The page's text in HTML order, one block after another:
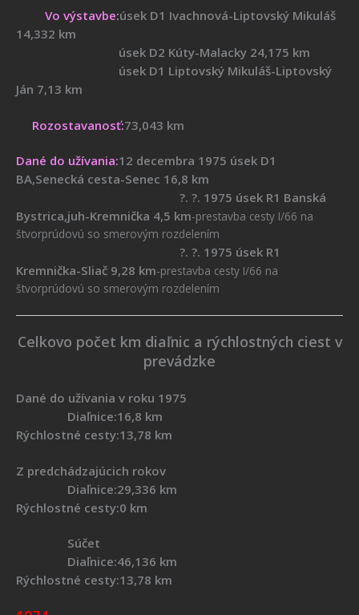
Vo výstavbe:úsek D1 Ivachnová-Liptovský Mikuláš
14,332 km
úsek D2 Kúty-Malacky 24,175 km
úsek D1 Liptovský Mikuláš-Liptovský
Ján 7,13 km
Rozostavanosť:73,043 km
Dané do užívania:12 decembra 1975 úsek D1
BA,Senecká cesta-Senec 16,8 km
?. ?. 1975 úsek R1 Banská
Bystrica,juh-Kremnička 4,5 km-prestavba cesty I/66 na
štvorprúdovú so smerovým rozdelením
?. ?. 1975 úsek R1
Kremnička-Sliač 9,28 km-prestavba cesty I/66 na
štvorprúdovú so smerovým rozdelením
Celkovo počet km diaľnic a rýchlostných ciest v
prevádzke
Dané do užívania v roku 1975
Diaľnice:16,8 km
Rýchlostné cesty:13,78 km
Z predchádzajúcich rokov
Diaľnice:29,336 km
Rýchlostné cesty:0 km
Súčet
Diaľnice:46,136 km
Rýchlostné cesty:13,78 km